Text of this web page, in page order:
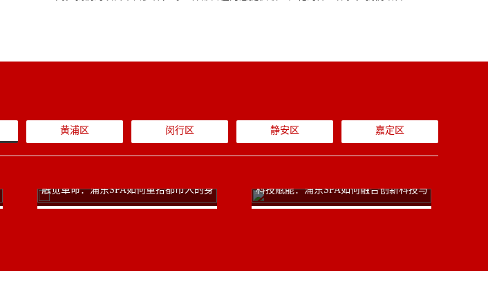
黄浦区 闵行区 静安区 嘉定区
触觉革命：浦东SPA如何重拾都市人的身 科技赋能：浦东SPA如何融合创新科技与